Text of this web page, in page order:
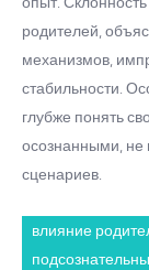
родителей,
механизмов,
стабильности.
глубже понять
осознанными, не
сценариев.
влияние